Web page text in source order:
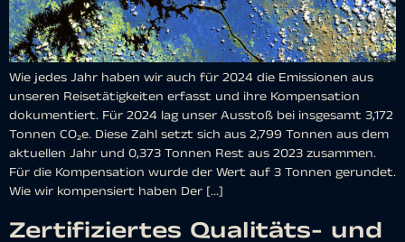
Wie jedes Jahr haben wir auch für 2024 die Emissionen aus
unseren Reisetätigkeiten erfasst und ihre Kompensation
dokumentiert. Für 2024 lag unser Ausstoß bei insgesamt 3,172
Tonnen CO₂e. Diese Zahl setzt sich aus 2,799 Tonnen aus dem
aktuellen Jahr und 0,373 Tonnen Rest aus 2023 zusammen.
Für die Kompensation wurde der Wert auf 3 Tonnen gerundet.
Wie wir kompensiert haben Der […]
Zertifiziertes Qualitäts- und